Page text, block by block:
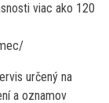
viac ako 120
určený na
a oznamov